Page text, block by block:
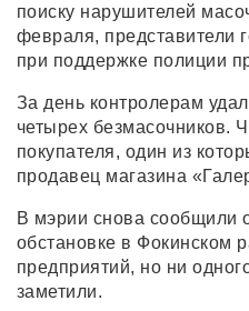
поиску нарушителей
февраля, представители
при поддержке полиции
За день контролерам
четырех безмасочников.
покупателя, один из
продавец магазина
В мэрии снова сообщили
обстановке в Фокинском
предприятий, но ни
заметили.